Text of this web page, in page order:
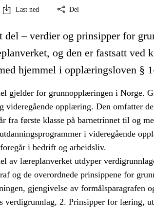
Last ned Del
del – verdier og prinsipper for
og den er fastsatt ved
hjemmel i opplæringsloven §
gjelder for grunnopplæringen i Norge.
videregående opplæring. Den omfatter
fra første klasse på barnetrinnet til og
i videregående
i bedrift og arbeidsliv.
av læreplanverket utdyper
og de overordnede prinsippene for
gjengivelse av formålsparagrafen
verdigrunnlag, 2. Prinsipper for læring,